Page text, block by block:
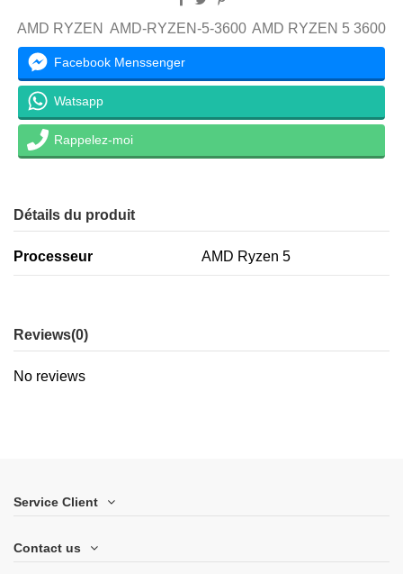
AMD RYZEN AMD-RYZEN-5-3600 AMD RYZEN 5 3600
Facebook Menssenger
Watsapp
Rappelez-moi
Détails du produit
Processeur AMD Ryzen 5
Reviews(0)
No reviews
Service Client
Contact us